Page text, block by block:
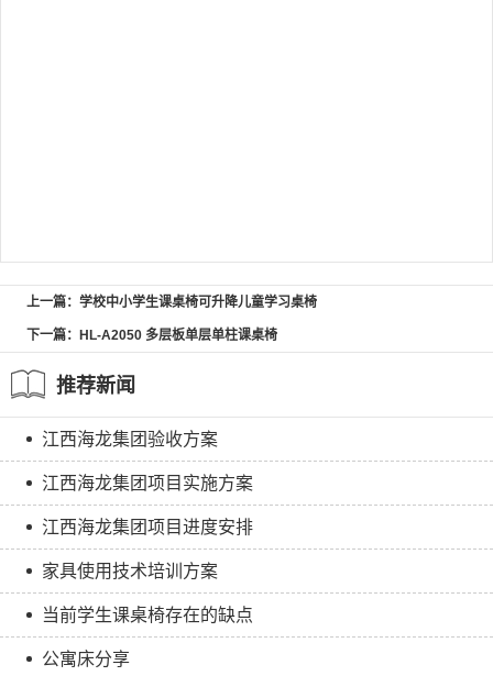
上一篇：学校中小学生课桌椅可升降儿童学习桌椅
下一篇：HL-A2050 多层板单层单柱课桌椅
推荐新闻
江西海龙集团验收方案
江西海龙集团项目实施方案
江西海龙集团项目进度安排
家具使用技术培训方案
当前学生课桌椅存在的缺点
公寓床分享